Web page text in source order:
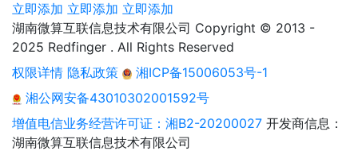
立即添加 立即添加 立即添加
湖南微算互联信息技术有限公司 Copyright © 2013 -
2025 Redfinger . All Rights Reserved
权限详情 隐私政策
湘ICP备15006053号-1
湘公网安备43010302001592号
增值电信业务经营许可证：湘B2-20200027 开发商信息：
湖南微算互联信息技术有限公司